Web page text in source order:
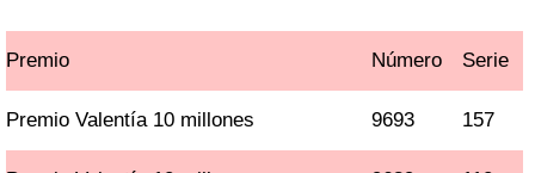
Premio Número Serie
Premio Valentía 10 millones 9693 157